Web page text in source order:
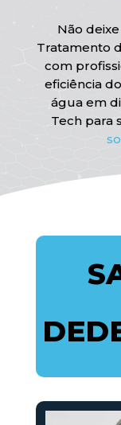
Não
Tratamento
com
eficiência
água em
Tech para